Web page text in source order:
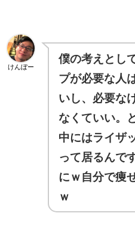
けんぼー
僕の考えとし
プが必要な人
いし、必要な
なくていい。
中にはライザ
って居るんで
にｗ自分で痩
ｗ